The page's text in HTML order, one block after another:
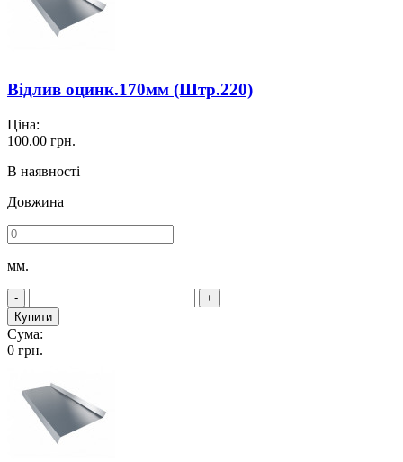
Відлив оцинк.170мм (Штр.220)
Ціна:
100.00 грн.
В наявності
Довжина
мм.
-
+
Купити
Сума:
0 грн.